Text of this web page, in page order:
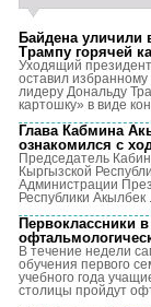
Байдена уличили
Трампу горячей
Уходящий
оставил
лидеру Дональду
картошку» в виде
Глава Кабмина
ознакомился с
Председатель
Кыргызской
Администрации
Республики Акылбек
Первоклассники
В течение недели
обучения первого
учебного года
столицы пройдут